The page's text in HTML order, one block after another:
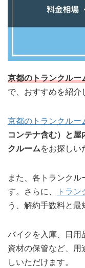
京都のトランクル
で、おすすめを紹介
京都のトランクルー
コンテナ含む）と
クルームをお探しい
また、各トランク
す。さらに、
トラ
う、解約手数料と最
バイクを入庫、日用
資材の保管など、用
しいただけます。